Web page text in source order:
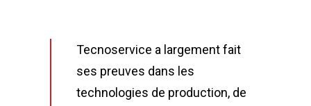
Tecnoservice a largement fait
ses preuves dans les
technologies de production, de